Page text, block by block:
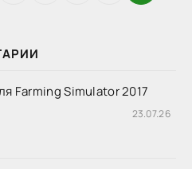
Farming Simulator 2017
23.07.26